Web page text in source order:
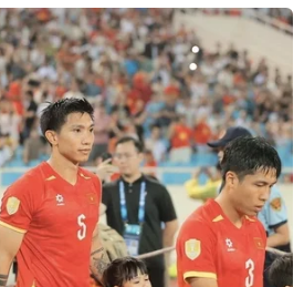
xưởng Công ty cổ phần Cơ khí xây
tại khu Công nghiệp An Hạ, huyện
(Ảnh: Thanh Vũ/TTXVN)
xuất hiện trong hầu hết các
bị công nghệ. Hiện tình